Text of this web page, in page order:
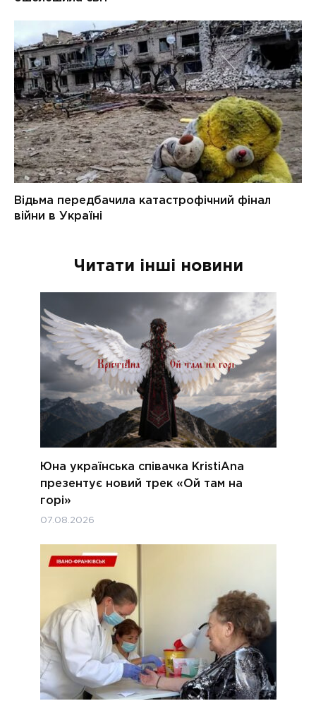
Читати інші новини
Юна українська співачка KristiAna
презентує новий трек «Ой там на
горі»
07.08.2026